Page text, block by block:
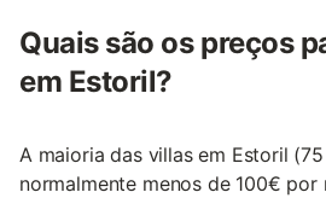
Quais são os preços
em Estoril?
A maioria das villas em Estoril
normalmente menos de 100€ por